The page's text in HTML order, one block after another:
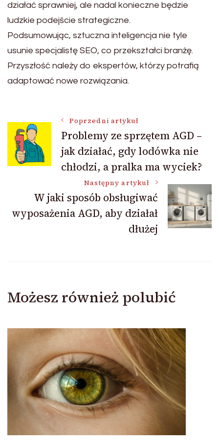
działać sprawniej, ale nadal konieczne będzie
ludzkie podejście strategiczne.
Podsumowując, sztuczna inteligencja nie tyle
usunie specjalistę SEO, co przekształci branżę.
Przyszłość należy do ekspertów, którzy potrafią
adaptować nowe rozwiązania.
Nawigacja
wpisu
Poprzedni artykuł
Problemy ze sprzętem AGD –
jak działać, gdy lodówka nie
chłodzi, a pralka ma wyciek?
Następny artykuł
W jaki sposób obsługiwać
wyposażenia AGD, aby działał
dłużej
Możesz również polubić